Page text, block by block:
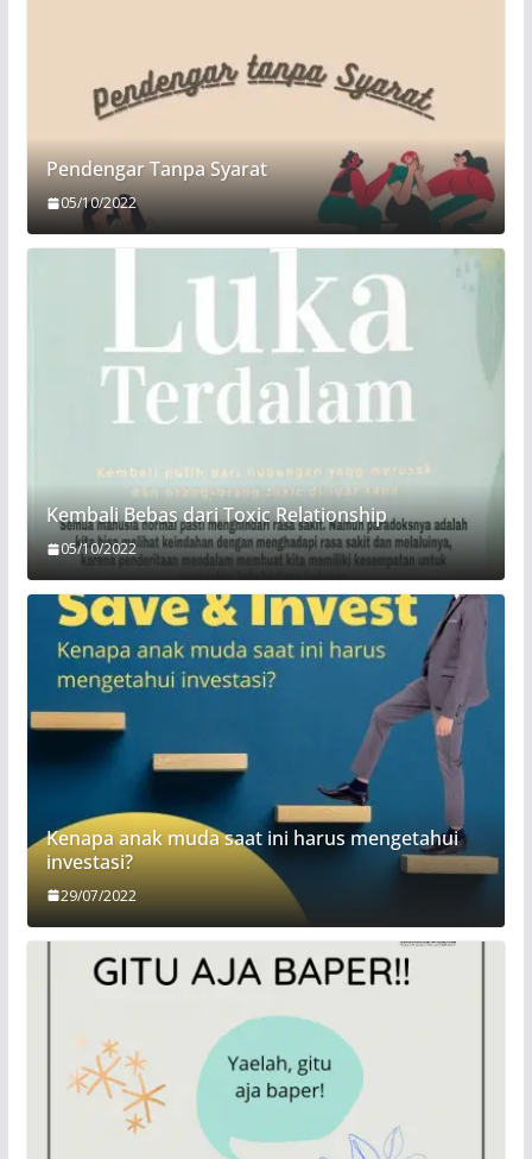
Pendengar Tanpa Syarat
05/10/2022
Kembali Bebas dari Toxic Relationship
05/10/2022
Kenapa anak muda saat ini harus mengetahui
investasi?
29/07/2022